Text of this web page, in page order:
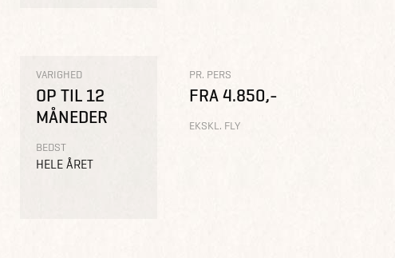
VARIGHED
OP TIL 12
MÅNEDER
BEDST
HELE ÅRET
PR. PERS
FRA 4.850,-
EKSKL. FLY